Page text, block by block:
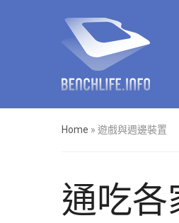
Home » 遊戲與週邊裝置
通吃各